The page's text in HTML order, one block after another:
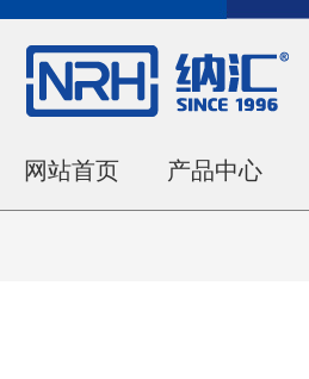
网站首页 产品中心